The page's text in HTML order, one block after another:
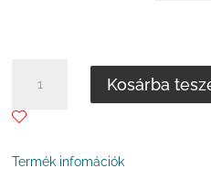
GRAND
CHEROKEE
Kosárba
Termék infomációk